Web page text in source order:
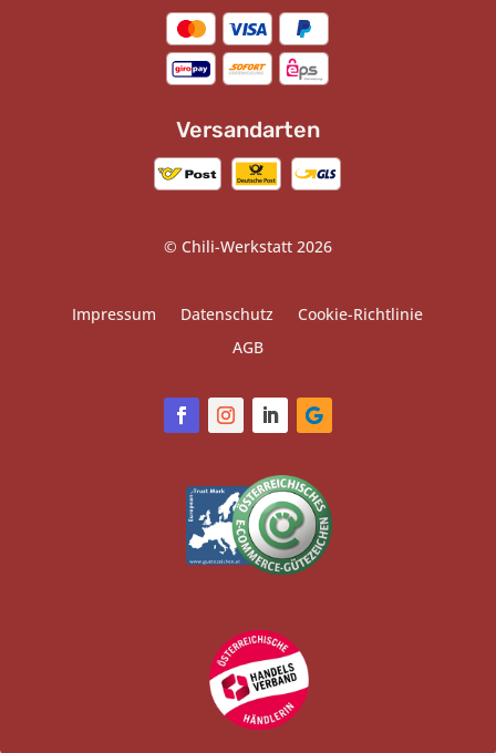
Versandarten
© Chili-Werkstatt 2026
Impressum Datenschutz
Cookie-Richtlinie
AGB